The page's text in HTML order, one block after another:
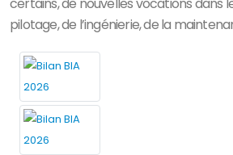
pilotage, de l’ingénierie, de la